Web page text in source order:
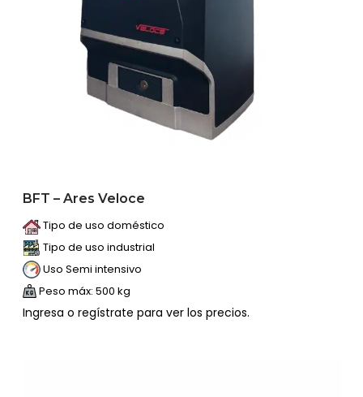
BFT – Ares Veloce
Tipo de uso doméstico
Tipo de uso industrial
Uso Semi intensivo
Peso máx: 500 kg
Ingresa o regístrate para ver los precios.